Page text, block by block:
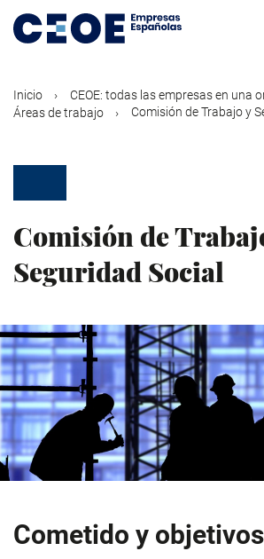
contenido
Inicio
CEOE: todas las empresas en una
Áreas de trabajo
Comisión de Trabajo y
Comisión de
Seguridad Social
Cometido y objetivos